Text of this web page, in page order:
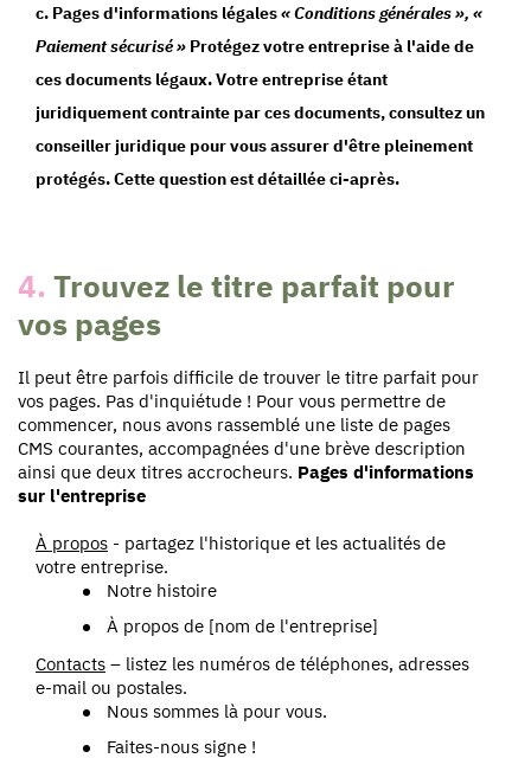
c. Pages d'informations légales« Conditions générales », «
Paiement sécurisé » Protégez votre entreprise à l'aide de
ces documents légaux. Votre entreprise étant
juridiquement contrainte par ces documents, consultez un
conseiller juridique pour vous assurer d'être pleinement
protégés. Cette question est détaillée ci-après.
4. Trouvez le titre parfait pour
vos pages
Il peut être parfois difficile de trouver le titre parfait pour
vos pages. Pas d'inquiétude ! Pour vous permettre de
commencer, nous avons rassemblé une liste de pages
CMS courantes, accompagnées d'une brève description
ainsi que deux titres accrocheurs. Pages d'informations
sur l'entreprise
À propos - partagez l'historique et les actualités de
votre entreprise.
Notre histoire
À propos de [nom de l'entreprise]
Contacts – listez les numéros de téléphones, adresses
e-mail ou postales.
Nous sommes là pour vous.
Faites-nous signe !